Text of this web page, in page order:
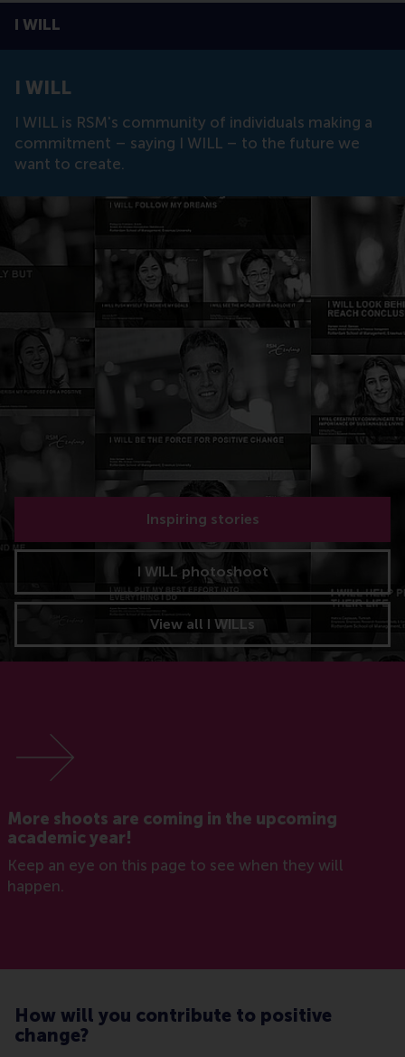
I WILL
I WILL is RSM's community of individuals making a
commitment – saying I WILL – to the future we
want to create.
Inspiring stories
I WILL photoshoot
View all I WILLs
I WILL
More shoots are coming in the upcoming
academic year!
Keep an eye on this page to see when they will
happen.
How will you contribute to positive
change?